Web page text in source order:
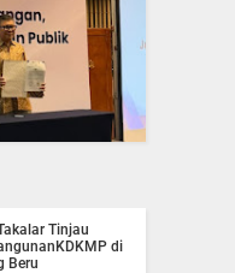
Tinjau
di
Beru